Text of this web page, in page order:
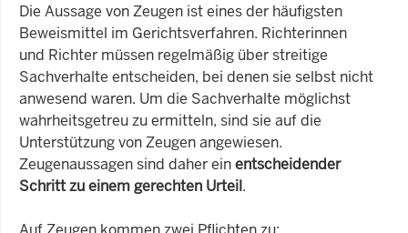
Die Aussage von Zeugen ist eines der häufigsten
Beweismittel im Gerichtsverfahren. Richterinnen
und Richter müssen regelmäßig über streitige
Sachverhalte entscheiden, bei denen sie selbst nicht
anwesend waren. Um die Sachverhalte möglichst
wahrheitsgetreu zu ermitteln, sind sie auf die
Unterstützung von Zeugen angewiesen.
Zeugenaussagen sind daher einentscheidender
Schritt zu einem gerechten Urteil.